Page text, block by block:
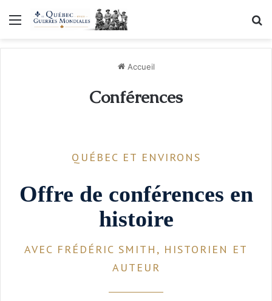
Menu
Accueil
Conférences
QUÉBEC ET ENVIRONS
Offre de conférences en
histoire
AVEC FRÉDÉRIC SMITH, HISTORIEN ET
AUTEUR